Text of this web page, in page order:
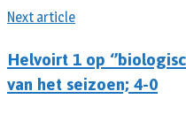
Next article
Helvoirt 1 op
van het seizoen; 4-0